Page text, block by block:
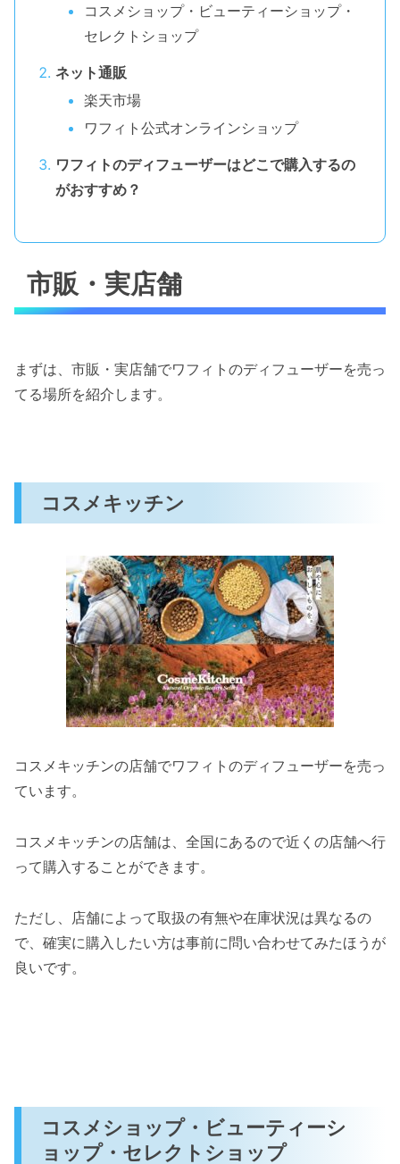
コスメショップ・ビューティーショップ・
セレクトショップ
ネット通販
楽天市場
ワフィト公式オンラインショップ
ワフィトのディフューザーはどこで購入するの
がおすすめ？
市販・実店舗
まずは、市販・実店舗でワフィトのディフューザーを売っ
てる場所を紹介します。
コスメキッチン
コスメキッチンの店舗でワフィトのディフューザーを売っ
ています。
コスメキッチンの店舗は、全国にあるので近くの店舗へ行
って購入することができます。
ただし、店舗によって取扱の有無や在庫状況は異なるの
で、確実に購入したい方は事前に問い合わせてみたほうが
良いです。
コスメショップ・ビューティーシ
ョップ・セレクトショップ